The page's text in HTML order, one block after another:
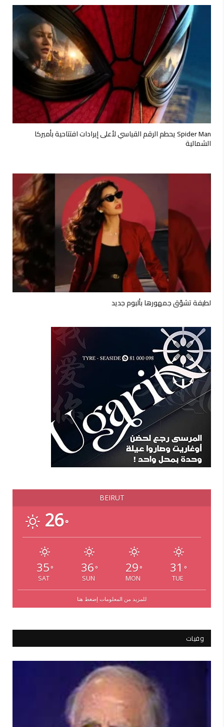
Spider Man يحطم الرقم القياسي لأعلى إيرادات افتتاحية بأميركا
الشمالية
لطيفة تشوّق جمهورها بألبوم جديد
BEIRUT
26°
35 °
SAT
36 °
SUN
29 °
MON
31 °
TUE
للمزيد من المعلومات إضغط هنا
وفيات